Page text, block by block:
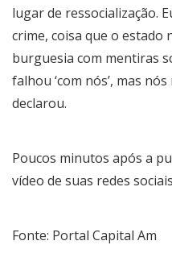
lugar de ressocialização.
crime, coisa que o estado
burguesia com mentiras
falhou ‘com nós’, mas
declarou.
Poucos minutos após a
vídeo de suas redes
Fonte: Portal Capital Am